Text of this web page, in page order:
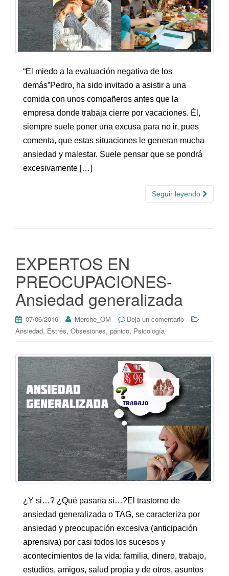
“El miedo a la evaluación negativa de los
demás”Pedro, ha sido invitado a asistir a una
comida con unos compañeros antes que la
empresa donde trabaja cierre por vacaciones. Él,
siempre suele poner una excusa para no ir, pues
comenta, que estas situaciones le generan mucha
ansiedad y malestar. Suele pensar que se pondrá
excesivamente […]
Seguir leyendo
EXPERTOS EN
PREOCUPACIONES-
Ansiedad generalizada
07/06/2016 Merche_OM
Deja un comentario
Ansiedad, Estrés, Obsesiones, pánico, Psicología
¿Y si…? ¿Qué pasaría si…?El trastorno de
ansiedad generalizada o TAG, se caracteriza por
ansiedad y preocupación excesiva (anticipación
aprensiva) por casi todos los sucesos y
acontecimientos de la vida: familia, dinero, trabajo,
estudios, amigos, salud propia y de otros, asuntos